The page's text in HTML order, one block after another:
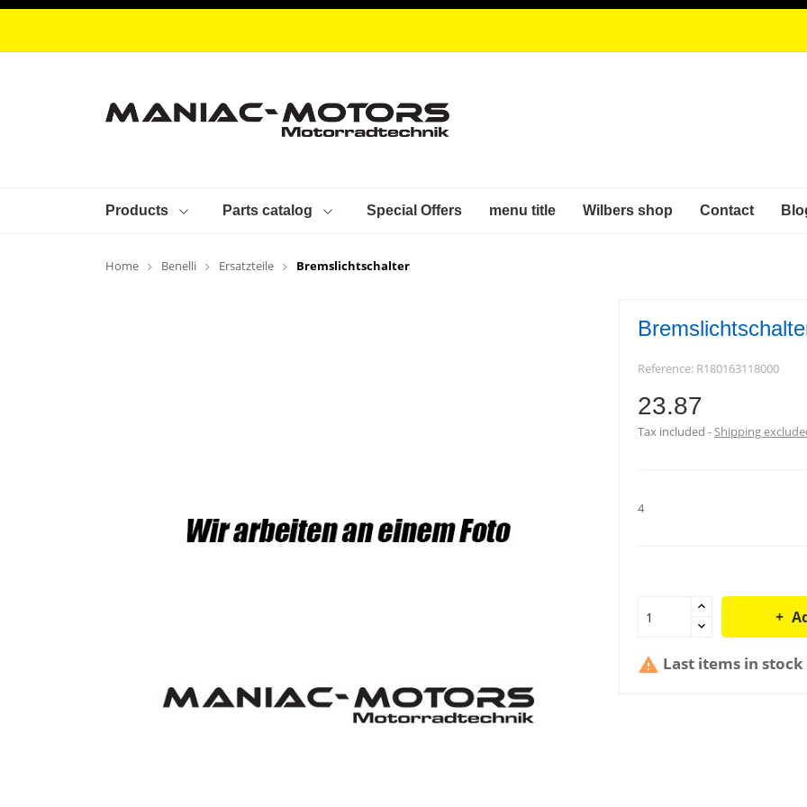
Products Parts catalog Special Offers menu title Wilbers shop Contact
Home Benelli Ersatzteile Bremslichtschalter
Reference: R180163118000
23.87
Tax included Shipping
4
 Last items in stock